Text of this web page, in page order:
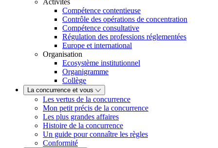
Activités
Compétence contentieuse
Contrôle des opérations de concentration
Compétence consultative
Régulation des professions réglementées
Europe et international
Organisation
Ecosystème institutionnel
Organigramme
Collège
La concurrence et vous
Les vertus de la concurrence
Mon petit précis de la concurrence
Les plus grandes affaires
Histoire de la concurrence
Un guide pour connaître les règles
Conformité